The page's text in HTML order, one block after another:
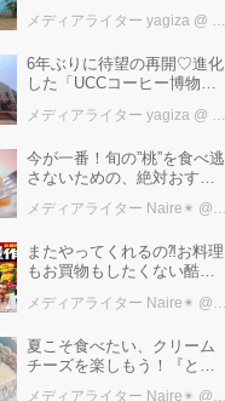
レンガ倉庫】
メディアライター yagiza @ カワコレメディア編集部
6年ぶりに待望の再開♡進化
した「UCCコーヒー博物
ーマパーク”！館内展示の全
メディアライター yagiza @ カワコレメディア編集部
今が一番！旬の”桃”を食べ逃
さないための、絶対おすす
メディアライター Naire✴︎ @ カワコレメディア編集部
またやってくれるの⁈お料理
もお買物もしたくない酷暑
けば増量中！！
メディアライター Naire✴︎ @ カワコレメディア編集部
夏こそ食べたい、クリーム
チーズを楽しもう！『とび
メディアライター Naire✴︎ @ カワコレメディア編集部